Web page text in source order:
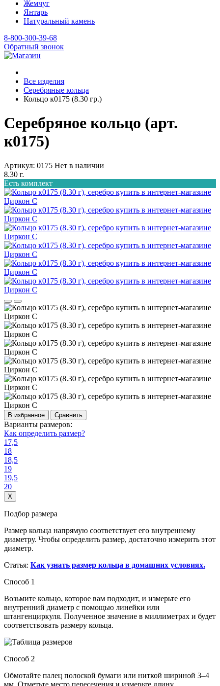
Жемчуг
Янтарь
Натуральный камень
8-800-300-39-68
Обратный звонок
Все изделия
Серебряные кольца
Кольцо к0175 (8.30 гр.)
Серебряное кольцо (арт.
к0175)
Артикул: 0175 Нет в наличии
8.30 г.
Есть комплект
В избранное Сравнить
Варианты размеров:
Как определить размер?
17,5
18
18,5
19
19,5
20
X
Подбор размера
Размер кольца напрямую соответствует его внутреннему
диаметру. Чтобы определить размер, достаточно измерить этот
диаметр.
Статья: Как узнать размер кольца в домашних условиях.
Способ 1
Возьмите кольцо, которое вам подходит, и измерьте его
внутренний диаметр с помощью линейки или
штангенциркуля. Полученное значение в миллиметрах и будет
соответствовать размеру кольца.
Способ 2
Обмотайте палец полоской бумаги или ниткой шириной 3–4
мм. Отметьте место пересечения и измерьте длину